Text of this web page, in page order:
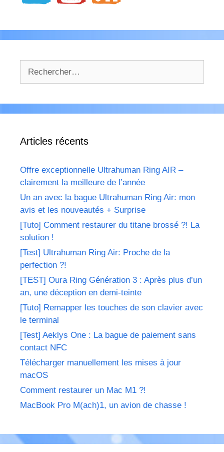
Articles récents
Offre exceptionnelle Ultrahuman Ring AIR –
clairement la meilleure de l’année
Un an avec la bague Ultrahuman Ring Air: mon
avis et les nouveautés + Surprise
[Tuto] Comment restaurer du titane brossé ?! La
solution !
[Test] Ultrahuman Ring Air: Proche de la
perfection ?!
[TEST] Oura Ring Génération 3 : Après plus d’un
an, une déception en demi-teinte
[Tuto] Remapper les touches de son clavier avec
le terminal
[Test] Aeklys One : La bague de paiement sans
contact NFC
Télécharger manuellement les mises à jour
macOS
Comment restaurer un Mac M1 ?!
MacBook Pro M(ach)1, un avion de chasse !